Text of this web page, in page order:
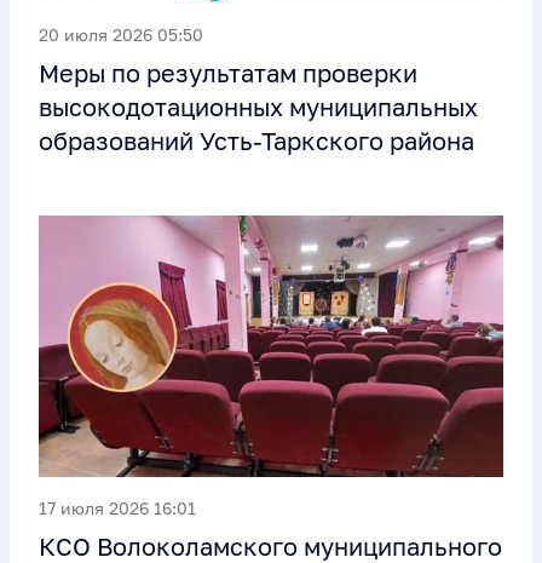
20 июля 2026 05:50
Меры по результатам проверки
высокодотационных муниципальных
образований Усть-Таркского района
17 июля 2026 16:01
КСО Волоколамского муниципального